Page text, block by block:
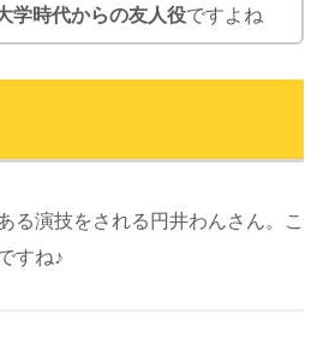
学時代からの友人役ですよね
る演技をされる円井わんさん。こ
すね♪